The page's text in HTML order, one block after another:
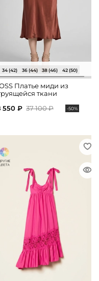
34 (42) 36 (44) 38 (46) 42 (50)
Платье миди из
ткани
550 ₽ 37 100 ₽ -50%